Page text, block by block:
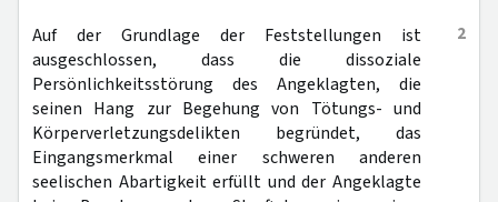
2
Auf der Grundlage der Feststellungen ist
ausgeschlossen, dass die dissoziale
Persönlichkeitsstörung des Angeklagten, die
seinen Hang zur Begehung von Tötungs- und
Körperverletzungsdelikten begründet, das
Eingangsmerkmal einer schweren anderen
seelischen Abartigkeit erfüllt und der Angeklagte